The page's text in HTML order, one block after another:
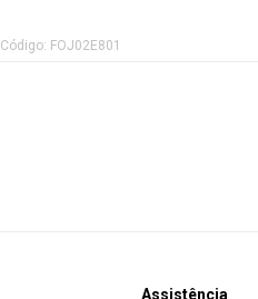
Código: FOJ02E801
Assistência